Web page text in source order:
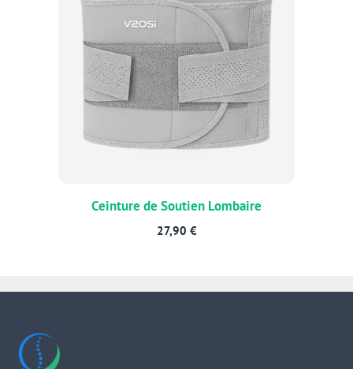
Ceinture de Soutien Lombaire
27,90 €